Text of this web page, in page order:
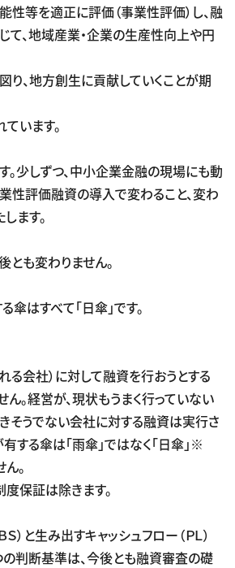
等を適正に評価（事業性評価）し、融
て、地域産業・企業の生産性向上や円
、地方創生に貢献していくことが期
います。
少しずつ、中小企業金融の現場にも動
性評価融資の導入で変わること、変わ
ます。
とも変わりません。
傘はすべて「日傘」です。
る会社）に対して融資を行おうとする
。経営が、現状もうまく行っていない
そうでない会社に対する融資は実行さ
する傘は「雨傘」ではなく「日傘」※
。
保証は除きます。
）と生み出すキャッシュフロー（ＰＬ）
判断基準は、今後とも融資審査の礎